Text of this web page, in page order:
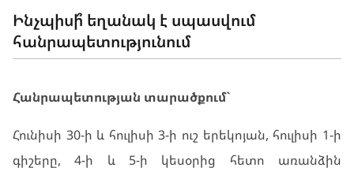
Ինչպիսի՞ եղանակ է սպասվում
հանրապետությունում
Հանրապետության տարածքում`
Հունիսի 30-ի և հուլիսի 3-ի ուշ երեկոյան, հուլիսի 1-ի
գիշերը, 4-ի և 5-ի կեսօրից հետո առանձին